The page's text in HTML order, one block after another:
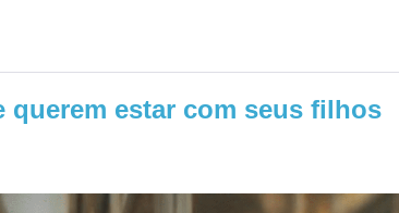
querem estar com seus filhos